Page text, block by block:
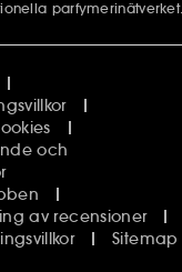
parfymerinätverket.
och
av recensioner
Sitemap